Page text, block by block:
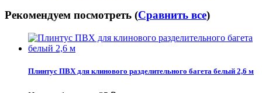
Рекомендуем посмотреть (Сравнить все)
Плинтус ПВХ для клинового разделительного багета белый 2,6 м